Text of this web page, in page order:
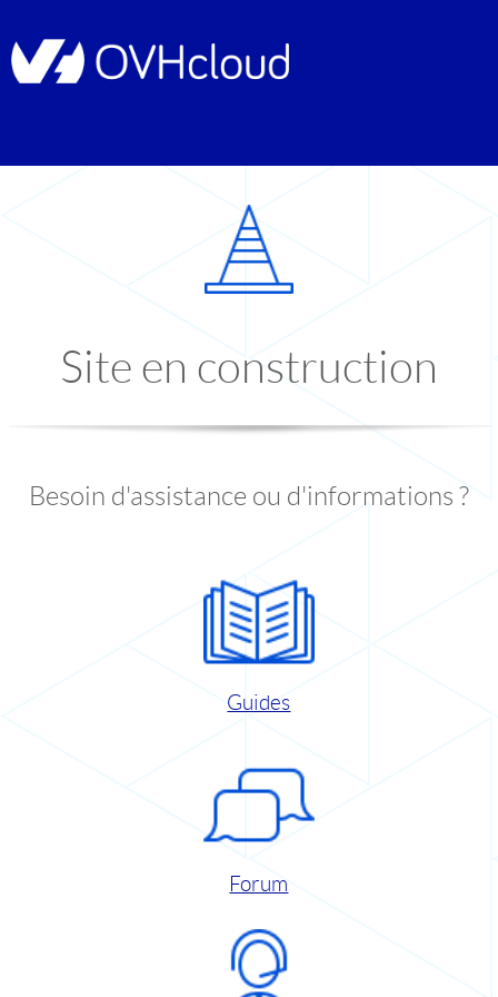
Site en construction
Besoin d'assistance ou d'informations ?
Guides
Forum